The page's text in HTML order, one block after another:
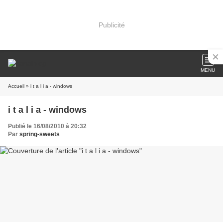
Publicité
MENU
Accueil » i t a l i a - windows
i t a l i a - windows
Publié le 16/08/2010 à 20:32
Par spring-sweets